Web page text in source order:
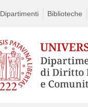
Dipartimenti Biblioteche